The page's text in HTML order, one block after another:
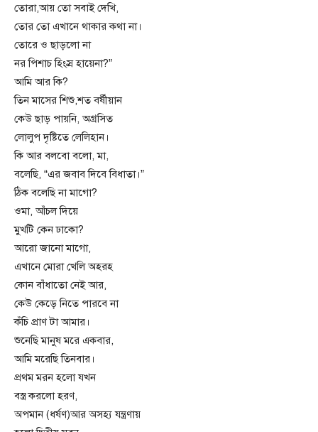
তোরা,আয় তো সবাই দেখি,
তোর তো এখানে থাকার কথা না।
তোরে ও ছাড়লো না
নর পিশাচ হিংস্র হায়েনা?”
আমি আর কি?
তিন মাসের শিশু,শত বর্ষীয়ান
কেউ ছাড় পায়নি, অগ্রসিত
লোলুপ দৃষ্টিতে লেলিহান।
কি আর বলবো বলো, মা,
বলেছি, “এর জবাব দিবে বিধাতা।”
ঠিক বলেছি না মাগো?
ওমা, আঁচল দিয়ে
মুখটি কেন ঢাকো?
আরো জানো মাগো,
এখানে মোরা খেলি অহরহ
কোন বাঁধাতো নেই আর,
কেউ কেড়ে নিতে পারবে না
কঁচি প্রাণ টা আমার।
শুনেছি মানুষ মরে একবার,
আমি মরেছি তিনবার।
প্রথম মরন হলো যখন
বস্ত্র করলো হরণ,
অপমান (ধর্ষণ)আর অসহ্য যন্ত্রণায়